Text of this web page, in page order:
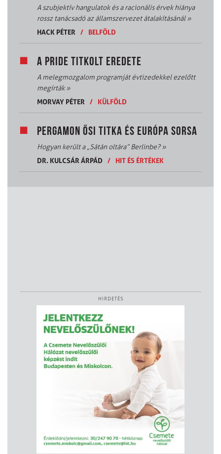
A szubjektív hangulatok és a racionális érvek hiánya
rossz tanácsadó az államszervezet átalakításánál»
HACK PÉTER / BELFÖLD
A PRIDE TITKOLT EREDETE
A melegmozgalom programját évtizedekkel ezelőtt
megírták»
MORVAY PÉTER / KÜLFÖLD
PERGAMON ŐSI TITKA ÉS EURÓPA SORSA
Hogyan került a „Sátán oltára” Berlinbe?»
DR. KULCSÁR ÁRPÁD
/ HIT ÉS ÉRTÉKEK
HIRDETÉS